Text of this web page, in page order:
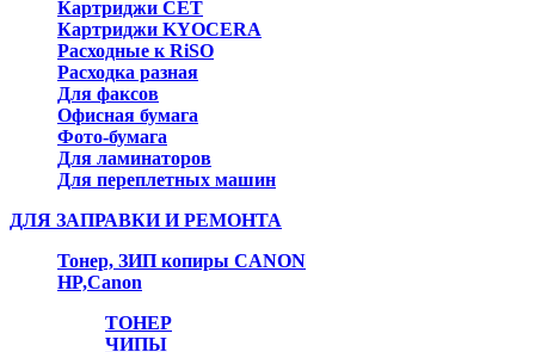
Картриджи CET
Картриджи KYOCERA
Расходные к RiSO
Расходка разная
Для факсов
Офисная бумага
Фото-бумага
Для ламинаторов
Для переплетных машин
ДЛЯ ЗАПРАВКИ И РЕМОНТА
Тонер, ЗИП копиры CANON
HP,Canon
ТОНЕР
ЧИПЫ